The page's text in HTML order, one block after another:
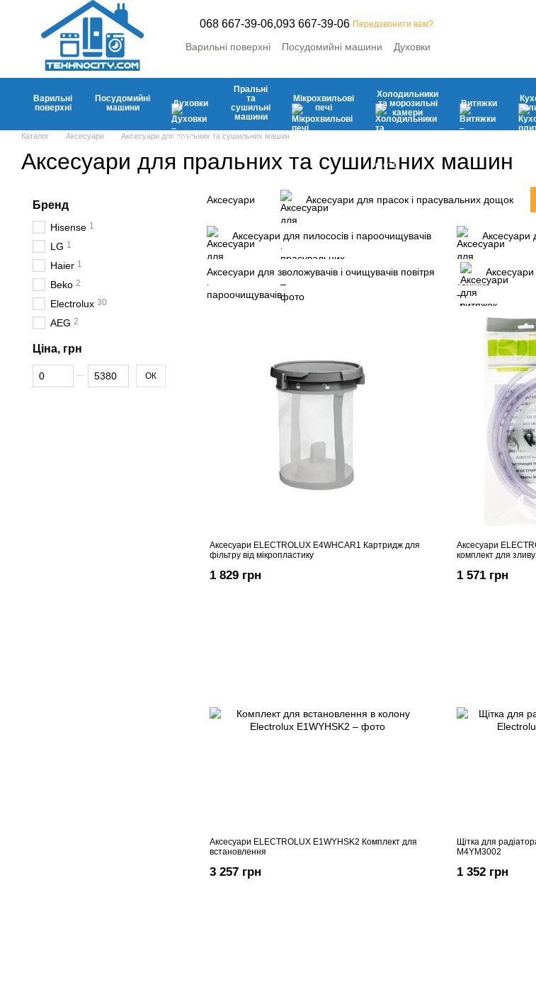
Перейти до основного контенту
068 667-39-06,093 667-39-06 Передзвонити вам?
Варильні поверхні Посудомийні машини
Духовки
Холодильники та морозильні камери
Витяжки
Кухонні плити
Кліматична
Аксесуари Дрібна побутова техніка
Варильні
поверхні
Посудомийні
машини
Духовки
Пральні
та
сушильні
машини
Мікрохвильові
печі
Холодильники
та морозильні
камери
Витяжки
Каталог Аксесуари Аксесуари для пральних та сушильних машин
Аксесуари для пральних та сушильних машин
Аксесуари Аксесуари для прасок і прасувальних дощок
Аксесуари для пилососів і пароочищувачів Аксесуари
Аксесуари для зволожувачів і очищувачів повітря
Аксесуари ELECTROLUX E4WHCAR1 Картридж для
фільтру від мікропластику
1 829 грн
Аксесуари
комплект для зливу
1 571 грн
Аксесуари ELECTROLUX E1WYHSK2 Комплект для
встановлення
3 257 грн
Щітка для
M4YM3002
1 352 грн
Бренд
Hisense 1
LG 1
Haier 1
Beko 2
Electrolux 30
AEG 2
Ціна, грн
Від Ціна, грн
До Ціна, грн ОК